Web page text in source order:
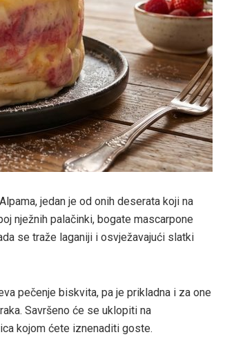
jedan je od onih deserata koji na
nježnih palačinki, bogate mascarpone
se traže laganiji i osvježavajući slatki
pečenje biskvita, pa je prikladna i za one
Savršeno će se uklopiti na
kojom ćete iznenaditi goste.